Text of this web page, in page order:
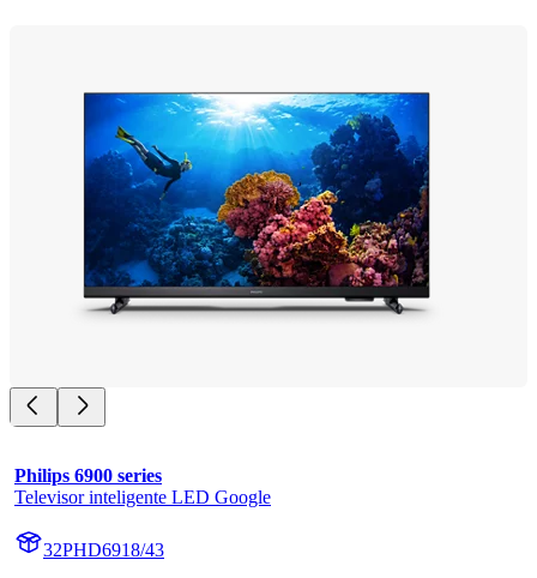
Philips 6900 series
Televisor inteligente LED Google
32PHD6918/43